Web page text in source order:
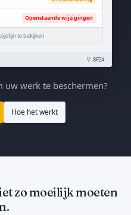
Openstaande wijzigingen
te bekijken
V-8F2A
uw werk te beschermen?
Hoe het werkt
zo moeilijk moeten